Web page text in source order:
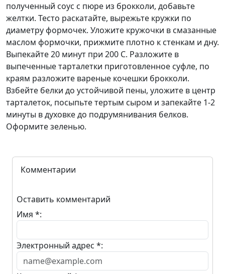
полученный соус с пюре из брокколи, добавьте
желтки. Тесто раскатайте, вырежьте кружки по
диаметру формочек. Уложите кружочки в смазанные
маслом формочки, прижмите плотно к стенкам и дну.
Выпекайте 20 минут при 200 С. Разложите в
выпеченные тарталетки приготовленное суфле, по
краям разложите вареные кочешки брокколи.
Взбейте белки до устойчивой пены, уложите в центр
тарталеток, посыпьте тертым сыром и запекайте 1-2
минуты в духовке до подрумянивания белков.
Оформите зеленью.
Комментарии
Оставить комментарий
Имя *:
Электронный адрес *: